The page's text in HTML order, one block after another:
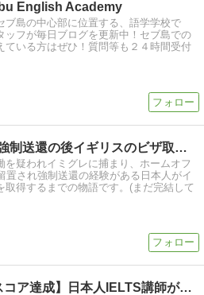
English Academy
ブ島の中心部に位置する、語学学校で
ッフが毎日ブログを更新中！セブ島での
ている方はぜひ！質問等も２４時間受付
不法就労、強制送還の後イギリスのビザ取得するまでの物語(続)
を疑われイミグレに捕まり、ホームオフ
置され強制送還の経験がある日本人がイ
取得するまでの物語です。(まだ完結して
【3倍速でスコア達成】日本人IELTS講師が大人に教える、…